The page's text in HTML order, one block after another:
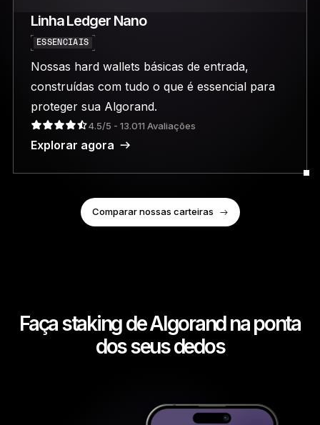
Linha Ledger Nano
ESSENCIAIS
Nossas hard wallets básicas de entrada,
construídas com tudo o que é essencial para
proteger sua Algorand.
4.5/5 - 13.011 Avaliações
Explorar agora
Comparar nossas carteiras
Faça staking de Algorand na ponta
dos seus dedos